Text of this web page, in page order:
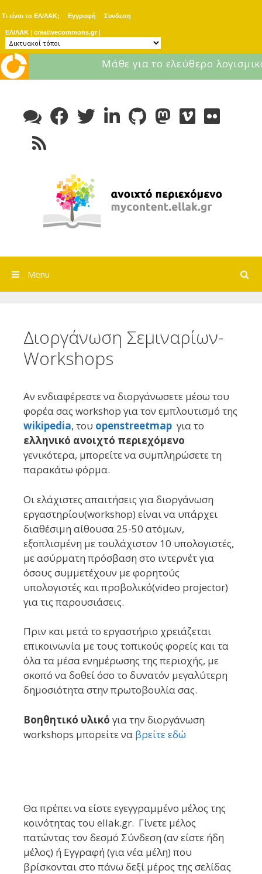
Τι είναι το ΕΛ/ΛΑΚ; Εγγραφή Συνδεση
ΕΛ/ΛΑΚ | creativecommons.gr |
Μάθε για το ελεύθερο
content
Search
Menu
Διοργάνωση Σεμιναρίων-
Workshops
Αν ενδιαφέρεστε να διοργάνωσετε μέσω του
φορέα σας workshop για τον εμπλουτισμό της
wikipedia, του openstreetmap για το
ελληνικό ανοιχτό περιεχόμενο
γενικότερα, μπορείτε να συμπληρώσετε τη
παρακάτω φόρμα.
Οι ελάχιστες απαιτήσεις για διοργάνωση
εργαστηρίου(workshop) είναι να υπάρχει
διαθέσιμη αίθουσα 25-50 ατόμων,
εξοπλισμένη με τουλάχιστον 10 υπολογιστές,
με ασύρματη πρόσβαση στο ιντερνέτ για
όσους συμμετέχουν με φορητούς
υπολογιστές και προβολικό(video projector)
για τις παρουσιάσεις.
Πριν και μετά το εργαστήριο χρειάζεται
επικοινωνία με τους τοπικούς φορείς και τα
όλα τα μέσα ενημέρωσης της περιοχής, με
σκοπό να δοθεί όσο το δυνατόν μεγαλύτερη
δημοσιότητα στην πρωτοβουλία σας.
Βοηθητικό υλικό για την διοργάνωση
workshops μπορείτε να βρείτε εδώ
Θα πρέπει να είστε εγεγγραμμένο μέλος της
κοινότητας του ellak.gr. Γίνετε μέλος
πατώντας τον δεσμό Σύνδεση (αν είστε ήδη
μέλος) ή Εγγραφή (για νέα μέλη) που
βρίσκονται στο πάνω δεξί μέρος της σελίδας